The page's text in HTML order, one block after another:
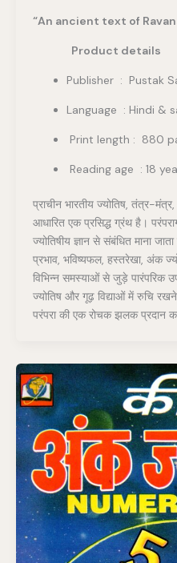
“An ancient text of
Product details
Publisher ‏ :
Language : Hindi &
Print length : 880
Reading age : 18
प्राचीन भारतीय ज्योतिष, तंत्र-
आधारित एक प्रसिद्ध ग्रंथ है।
ज्योतिषीय ज्ञान से संबंधित माना
प्रभाव, भविष्यफल, हस्तरेखा, अंक
विभिन्न समस्याओं से जुड़े पारंपरिक
ज्योतिष और गूढ़ विद्याओं में रुचि रखने
परंपरा की एक रोचक झलक प्रदान